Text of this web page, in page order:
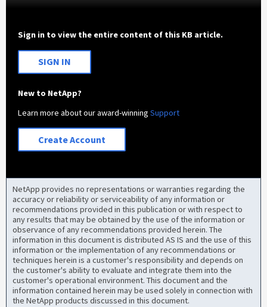
Sign in to view the entire content of this KB article.
SIGN IN
New to NetApp?
Learn more about our award-winningSupport
Create Account
NetApp provides no representations or warranties regarding the
accuracy or reliability or serviceability of any information or
recommendations provided in this publication or with respect to
any results that may be obtained by the use of the information or
observance of any recommendations provided herein. The
information in this document is distributed AS IS and the use of this
information or the implementation of any recommendations or
techniques herein is a customer's responsibility and depends on
the customer's ability to evaluate and integrate them into the
customer's operational environment. This document and the
information contained herein may be used solely in connection with
the NetApp products discussed in this document.